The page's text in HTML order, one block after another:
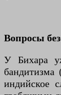
Вопросы
У Бихара
бандитизма
индийское